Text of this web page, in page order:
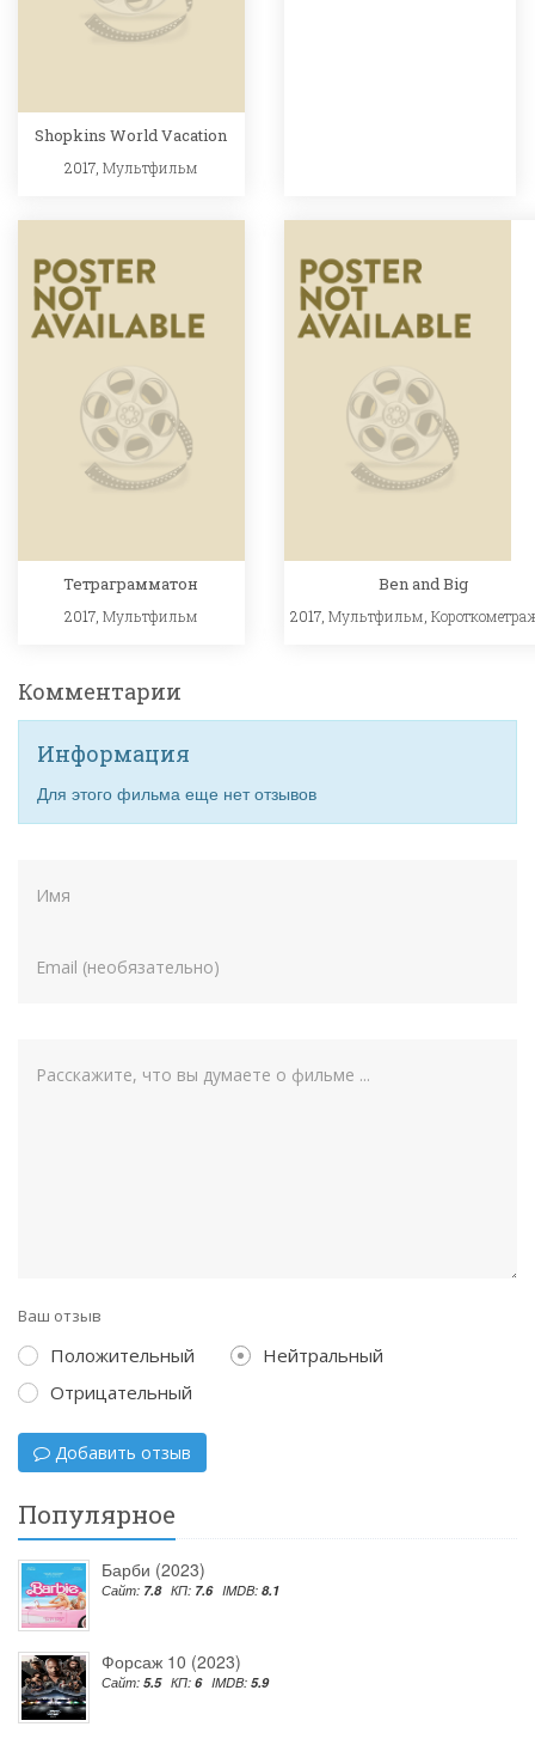
Shopkins World Vacation
2017, Мультфильм
Тетраграмматон
2017, Мультфильм
Ben and Big
2017,Мультфильм ,
Комментарии
Информация
Для этого фильма еще нет отзывов
Ваш отзыв
Положительный
Нейтральный
Отрицательный
Добавить отзыв
Популярное
Барби (2023)
Сайт: 7.8 КП: 7.6 IMDB: 8.1
Форсаж 10 (2023)
Сайт: 5.5 КП: 6 IMDB: 5.9